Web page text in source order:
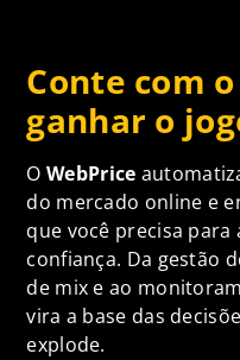
Conte com
ganhar o
O WebPrice
do mercado online e
que você precisa
confiança. Da gestão
de mix e ao
vira a base das
explode.